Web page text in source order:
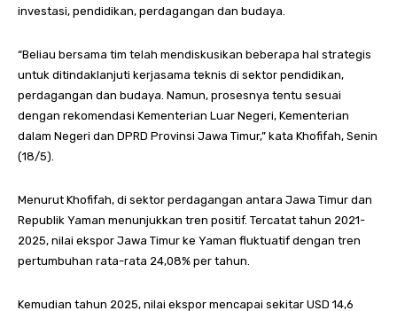
investasi, pendidikan, perdagangan dan budaya.
“Beliau bersama tim telah mendiskusikan beberapa hal strategis
untuk ditindaklanjuti kerjasama teknis di sektor pendidikan,
perdagangan dan budaya. Namun, prosesnya tentu sesuai
dengan rekomendasi Kementerian Luar Negeri, Kementerian
dalam Negeri dan DPRD Provinsi Jawa Timur,” kata Khofifah, Senin
(18/5).
Menurut Khofifah, di sektor perdagangan antara Jawa Timur dan
Republik Yaman menunjukkan tren positif. Tercatat tahun 2021-
2025, nilai ekspor Jawa Timur ke Yaman fluktuatif dengan tren
pertumbuhan rata-rata 24,08% per tahun.
Kemudian tahun 2025, nilai ekspor mencapai sekitar USD 14,6